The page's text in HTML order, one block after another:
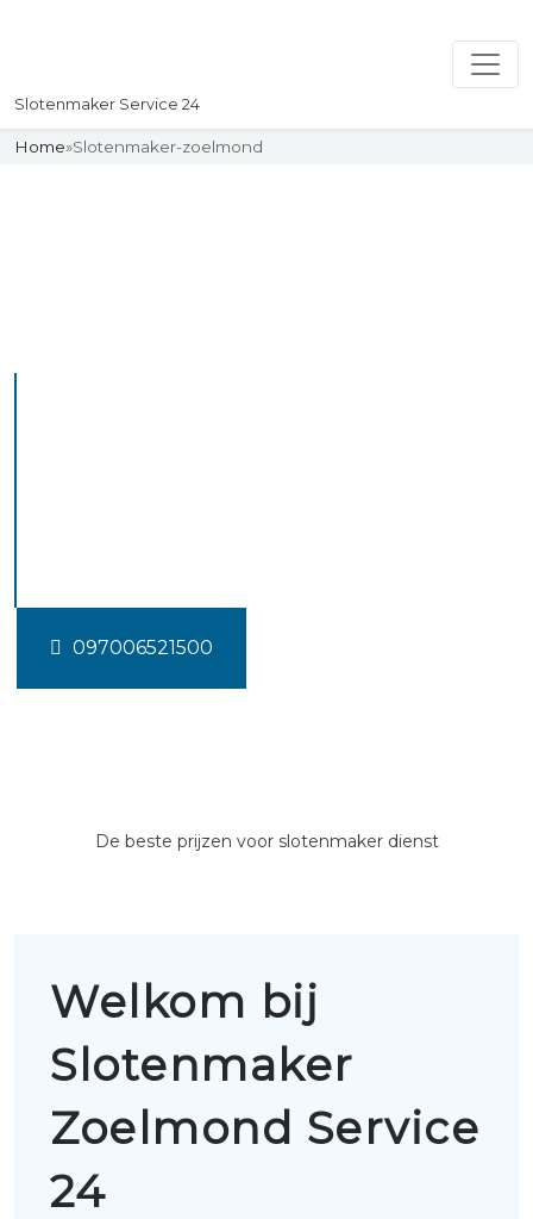
Slotenmaker Service 24
Home»Slotenmaker-zoelmond
097006521500
De beste prijzen voor slotenmaker dienst
Welkom bij
Slotenmaker
Zoelmond Service
24